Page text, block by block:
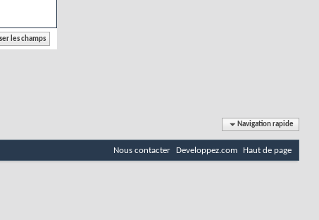
Navigation rapide
Nous contacter Developpez.com Haut de page